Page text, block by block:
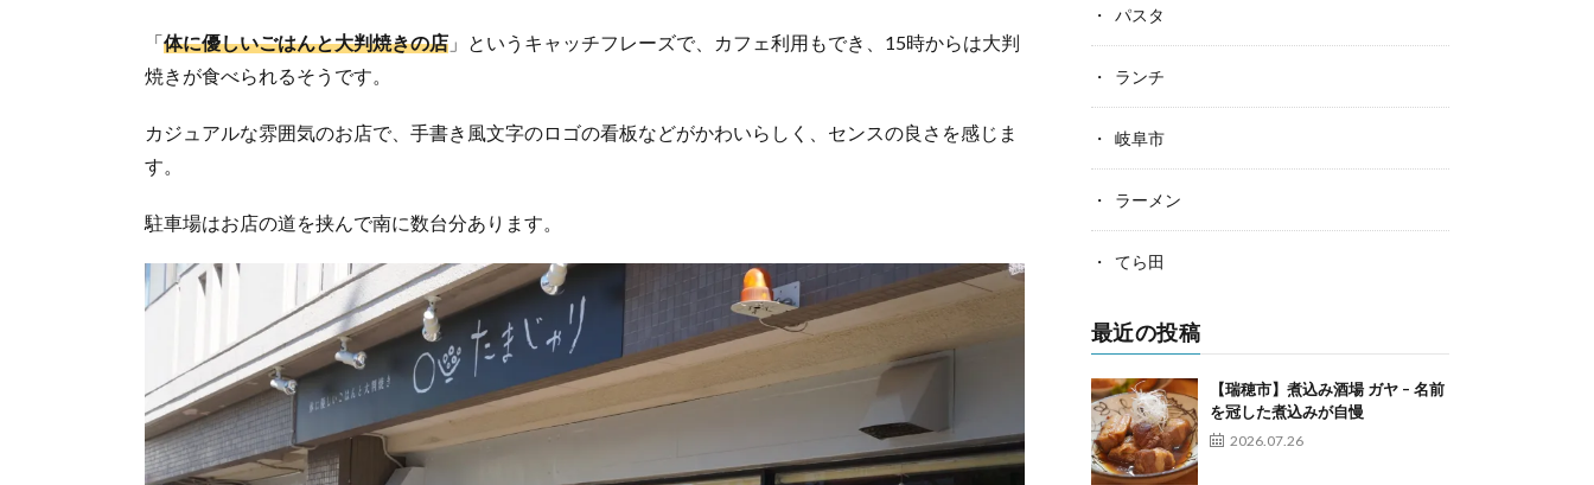
「体に優しいごはんと大判焼きの店 」というキャッチフレーズで、カフェ利用もでき、15時からは大判
焼きが食べられるそうです。
カジュアルな雰囲気のお店で、手書き風文字のロゴの看板などがかわいらしく、センスの良さを感じま
す。
駐車場はお店の道を挟んで南に数台分あります。
パスタ
ランチ
岐阜市
ラーメン
てら田
最近の投稿
【瑞穂市】煮込み酒場 ガヤ – 名前
を冠した煮込みが自慢
2026.07.26